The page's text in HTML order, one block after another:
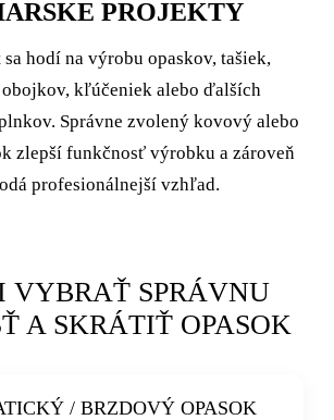
PROJEKTY
hodí na výrobu opaskov, tašiek,
kľúčeniek alebo ďalších
Správne zvolený kovový alebo
zlepší funkčnosť výrobku a zároveň
profesionálnejší vzhľad.
VYBRAŤ SPRÁVNU
A SKRÁTIŤ OPASOK
/ BRZDOVÝ OPASOK